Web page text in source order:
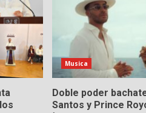
Musica
Doble poder
Santos y Prince